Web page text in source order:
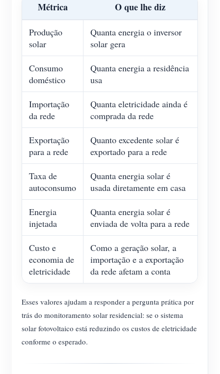
Métrica O que lhe diz
Produção
solar
Quanta energia o inversor
solar gera
Consumo
doméstico
Quanta energia a residência
usa
Importação
da rede
Quanta eletricidade ainda é
comprada da rede
Exportação
para a rede
Quanto excedente solar é
exportado para a rede
Taxa de
autoconsumo
Quanta energia solar é
usada diretamente em casa
Energia
injetada
Quanta energia solar é
enviada de volta para a rede
Custo e
economia de
eletricidade
Como a geração solar, a
importação e a exportação
da rede afetam a conta
Esses valores ajudam a responder a pergunta prática por
trás do monitoramento solar residencial: se o sistema
solar fotovoltaico está reduzindo os custos de eletricidade
conforme o esperado.